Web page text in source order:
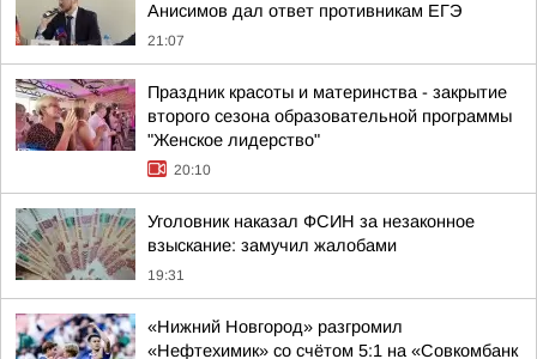
Анисимов дал ответ противникам ЕГЭ
21:07
Праздник красоты и материнства - закрытие
второго сезона образовательной программы
"Женское лидерство"
20:10
Уголовник наказал ФСИН за незаконное
взыскание: замучил жалобами
19:31
«Нижний Новгород» разгромил
«Нефтехимик» со счётом 5:1 на «Совкомбанк